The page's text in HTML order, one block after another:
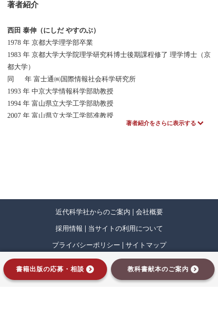
2.6 Lシステム
2.8 チューリング機械とレジスタ機械
2.9 計算の複雑性
第3章 膜計算の可能性――オブジェクト書き換え型
3.1 基本のモデル
3.2 基本モデルの計算能力
3.3 膜の破壊と規則の優先順序
第4章 膜計算の可能性――輸送型Pシステム
第5章 膜計算の可能性――並列性を生かす
5.1 Pシステムにおける計算量の精密な評価
5.2 活性膜Pシステム
5.4 PSPACE 完全問題を多項式時間で解く
第6章 組織Pシステムとスパイキングニューラル Pシステム
6.1 細胞膜によるコミュニケーション
著者紹介
西田 泰伸（にしだ やすのぶ）
1978 年 京都大学理学部卒業
1983 年 京都大学大学院理学研究科博士後期課程修了 理学博士（京
都大学）
同 年 富士通㈱国際情報社会科学研究所
1993 年 中京大学情報科学部助教授
1994 年 富山県立大学工学部助教授
2007 年 富山県立大学工学部准教授
ーズ 第 0 巻』（共著，近
代科学社，2015）
著者紹介をさらに表示する
近代科学社からのご案内 会社概要
採用情報 当サイトの利用について
プライバシーポリシー サイトマップ
インプレスグループ
書籍出版の応募・相談 教科書献本のご案内